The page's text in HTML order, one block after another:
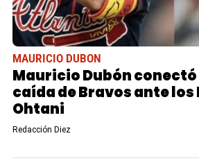
MAURICIO DUBON
Mauricio Dubón
caída de Bravos ante los
Ohtani
Redacción Diez